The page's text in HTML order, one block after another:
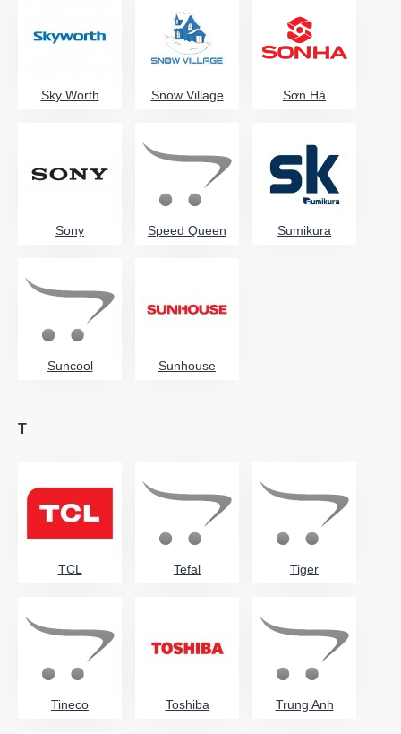
Sky Worth Snow Village Sơn Hà
Sony Speed Queen Sumikura
Suncool Sunhouse
T
TCL Tefal Tiger
Tineco Toshiba Trung Anh